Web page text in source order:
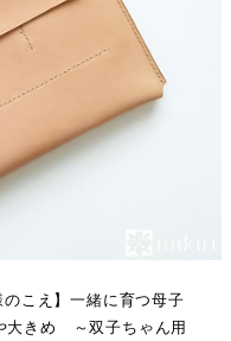
のこえ】一緒に育つ母子
大きめ ～双子ちゃん用